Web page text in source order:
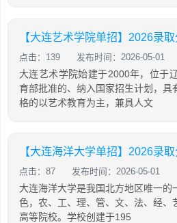
点击：139 发布时间：2026-05-01
大连艺术学院始建于2000年，位于
育部批准的、纳入国家招生计划，具
格的以艺术教育为主，兼具人文
点击：87 发布时间：2026-05-01
大连海洋大学是我国北方地区唯一的
色，农、工、理、管、文、法、经、
高等院校。学校创建于195